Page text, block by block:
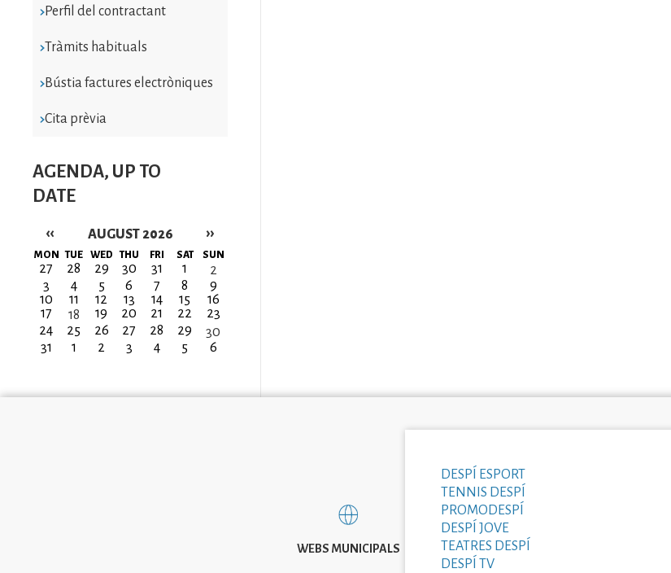
Perfil del contractant
Tràmits habituals
Bústia factures electròniques
Cita prèvia
AGENDA, UP TO
DATE
AUGUST 2026
Pagination
‹‹ ››
MON TUE WED THU FRI SAT SUN
27 28 29 30 31 1
2
3
4 5 6 7 8
9
10
11 12 13 14 15
16
17
18 19 20 21 22
23
24
25 26 27 28 29
30
31
1 2 3 4 5 6
WEBS MUNICIPALS
DESPÍ ESPORT
TENNIS DESPÍ
PROMODESPÍ
DESPÍ JOVE
TEATRES DESPÍ
DESPÍ TV